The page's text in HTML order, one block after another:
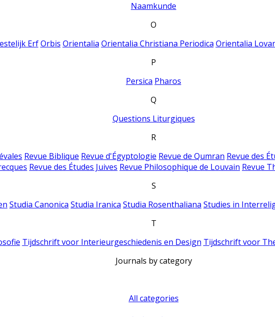
Naamkunde
O
Erf Orbis Orientalia Orientalia Christiana Periodica Orientalia
P
Persica Pharos
Q
Questions Liturgiques
R
Revue Biblique Revue d'Égyptologie Revue de Qumran Revue des
Revue des Études Juives Revue Philosophique de Louvain Revue
S
Studia Canonica Studia Iranica Studia Rosenthaliana Studies in
T
Tijdschrift voor Interieurgeschiedenis en Design Tijdschrift voor
Journals by category
All categories